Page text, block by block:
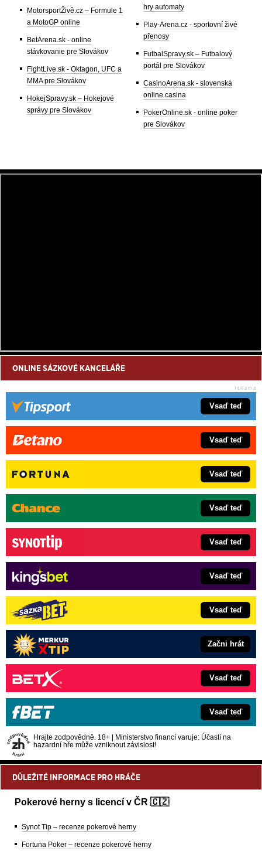
MotorsportŽivě.cz – Formule 1
a MotoGP online
BetArena.sk - online
stávkovanie pre Slovákov
FightLive.sk - Oktagon, UFC a
MMA pre Slovákov
HokejSpravy.sk – Hokejové
správy pre Slovákov
hry automaty
Play-Arena.cz - sportovní živé
přenosy
FutbalSpravy.sk – Futbalový
portál pre Slovákov
CasinoArena.sk - slovenská
online casina
PokerOnline.sk - online poker
pre Slovákov
ONLINE SÁZKOVÉ KANCELÁŘE
Vsaď teď
Vsaď teď
Vsaď teď
Vsaď teď
Vsaď teď
Vsaď teď
Vsaď teď
Začni hrát
Vsaď teď
Vsaď teď
Hrajte zodpovědně. 18+ | Ministerstvo financí varuje: Účastí na
hazardní hře může vzniknout závislost!
DŮLEŽITÉ INFORMACE PRO HRÁČE
Pokerové herny s licencí v ČR 🇨🇿
Synot Tip – recenze pokerové herny
Fortuna Poker – recenze pokerové herny